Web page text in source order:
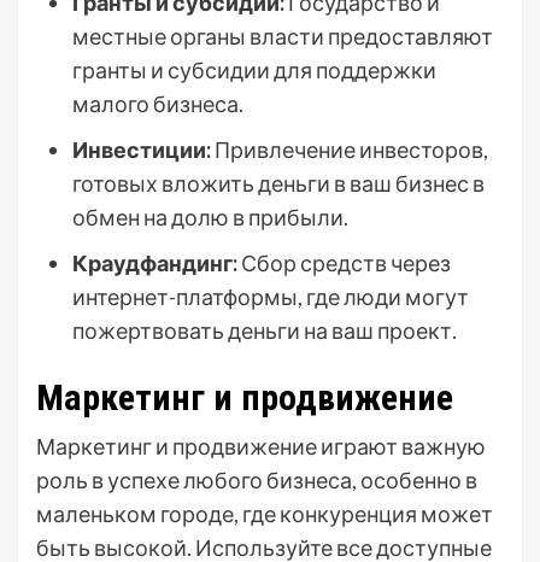
местные органы власти предоставляют
гранты и субсидии для поддержки
малого бизнеса.
Инвестиции:Привлечение инвесторов,
готовых вложить деньги в ваш бизнес в
обмен на долю в прибыли.
Краудфандинг:Сбор средств через
интернет-платформы, где люди могут
пожертвовать деньги на ваш проект.
Маркетинг и продвижение
Маркетинг и продвижение играют важную
роль в успехе любого бизнеса, особенно в
маленьком городе, где конкуренция может
быть высокой. Используйте все доступные